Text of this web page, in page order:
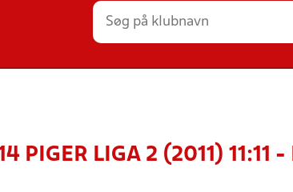
PIGER LIGA 2 (2011)